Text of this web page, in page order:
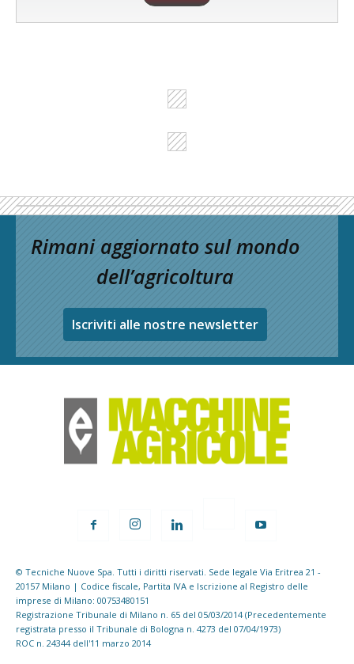
Rimani aggiornato sul mondo
dell’agricoltura
Iscriviti alle nostre newsletter
© Tecniche Nuove Spa. Tutti i diritti riservati. Sede legale Via Eritrea 21 -
20157 Milano | Codice fiscale, Partita IVA e Iscrizione al Registro delle
imprese di Milano: 00753480151
Registrazione Tribunale di Milano n. 65 del 05/03/2014 (Precedentemente
registrata presso il Tribunale di Bologna n. 4273 del 07/04/1973)
ROC n. 24344 dell'11 marzo 2014